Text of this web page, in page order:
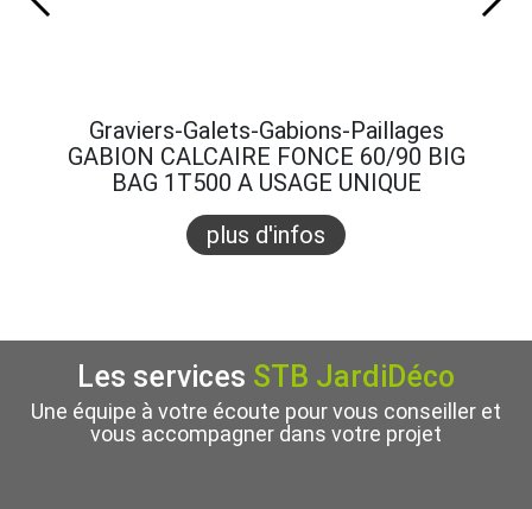
Graviers-Galets-Gabions-Paillages
GABION CALCAIRE FONCE 60/90 BIG
BAG 1T500 A USAGE UNIQUE
plus d'infos
Les services STB JardiDéco
Une équipe à votre écoute pour vous conseiller et
vous accompagner dans votre projet